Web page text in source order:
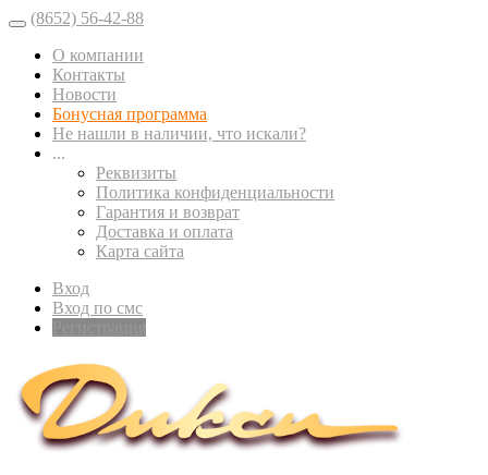
(8652) 56-42-88
О компании
Контакты
Новости
Бонусная программа
Не нашли в наличии, что искали?
...
Реквизиты
Политика конфиденциальности
Гарантия и возврат
Доставка и оплата
Карта сайта
Вход
Вход по смс